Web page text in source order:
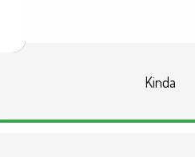
Kinda